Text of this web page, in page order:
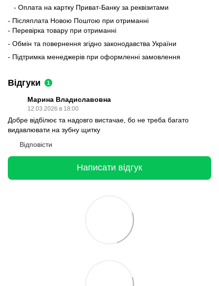
- Оплата на картку Приват-Банку за реквізитами
- Післяплата Новою Поштою при отриманні
- Перевірка товару при отриманні
- Обмін та повернення згідно законодавства України
- Підтримка менеджерів при оформленні замовлення
Відгуки 1
Марина Владиславовна
12.03.2026 в 18:00
Добре відбілює та надовго вистачае, бо не треба багато
видавлювати на зубну щитку
Відповісти
Написати відгук